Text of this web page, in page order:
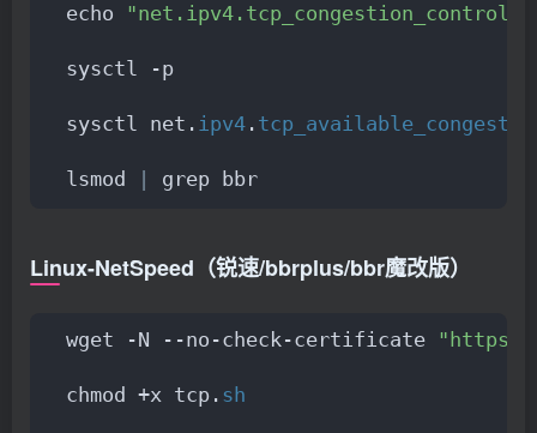
echo
sysctl -p
sysctl net. ipv4 .
lsmod grep bbr
Linux-NetSpeed（锐速/bbrplus/bbr魔改版）
wget -N --no-check-certificate "https://
chmod +x tcp. sh